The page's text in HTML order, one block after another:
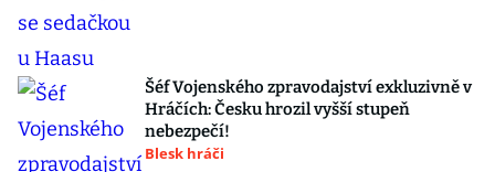
Šéf Vojenského zpravodajství exkluzivně v
Hráčích: Česku hrozil vyšší stupeň
nebezpečí!
Blesk hráči